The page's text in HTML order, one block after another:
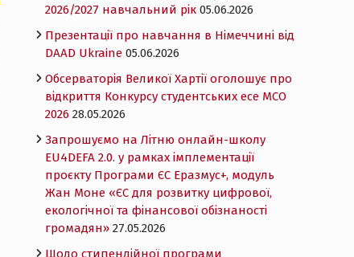
2026/2027 навчальний рік 05.06.2026
Презентації про навчання в Німеччині від
DAAD Ukraine 05.06.2026
Обсерваторія Великої Хартії оголошує про
відкриття Конкурсу студентських есе MCO
2026 28.05.2026
Запрошуємо на Літню онлайн-школу
EU4DEFA 2.0. у рамках імплементації
проєкту Програми ЄС Еразмус+, модуль
Жан Моне «ЄС для розвитку цифрової,
екологічної та фінансової обізнаності
громадян» 27.05.2026
Щодо стипендійної програми